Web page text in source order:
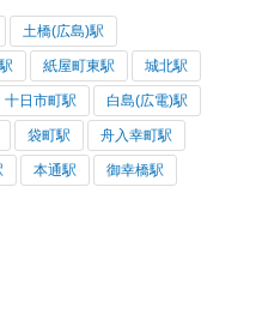
土橋(広島)駅
紙屋町東駅 城北駅
十日市町駅 白島(広電)駅
袋町駅 舟入幸町駅
本通駅 御幸橋駅